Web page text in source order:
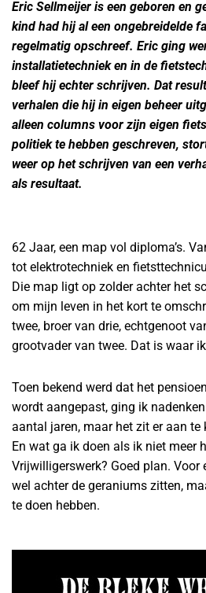
Eric Sellmeijer is een geboren en
kind had hij al een ongebreidelde
regelmatig opschreef. Eric ging
installatietechniek en in de
bleef hij echter schrijven. Dat
verhalen die hij in eigen beheer
alleen columns voor zijn eigen
politiek te hebben geschreven,
weer op het schrijven van een
als resultaat.
62 Jaar, een map vol diploma’s.
tot elektrotechniek en
Die map ligt op zolder achter het
om mijn leven in het kort te
twee, broer van drie, echtgenoot
grootvader van twee. Dat is waar
Toen bekend werd dat het
wordt aangepast, ging ik
aantal jaren, maar het zit er aan te
En wat ga ik doen als ik niet meer
Vrijwilligerswerk? Goed plan. Voor
wel achter de geraniums zitten,
te doen hebben.